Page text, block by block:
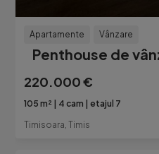
Apartamente Vânzare
Penthouse de
220.000 €
105 m² 4 cam
etajul 7
Timisoara, Timis